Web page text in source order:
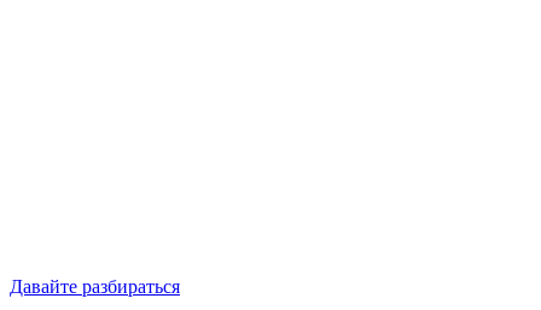
Давайте разбираться